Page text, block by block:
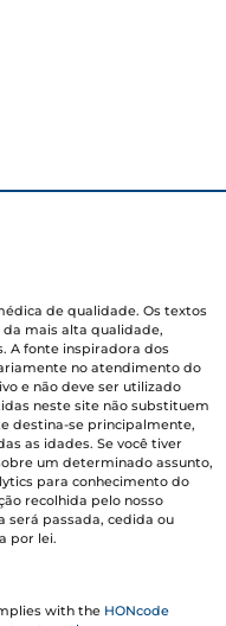
de qualidade. Os textos
mais alta qualidade,
A fonte inspiradora dos
no atendimento do
e não deve ser utilizado
neste site não substituem
destina-se principalmente,
as idades. Se você tiver
um determinado assunto,
para conhecimento do
recolhida pelo nosso
será passada, cedida ou
por lei.
with the HONcode